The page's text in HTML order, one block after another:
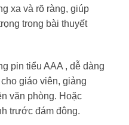
xa và rõ ràng, giúp
trong bài thuyết
pin tiểu AAA , dễ dàng
giáo viên, giảng
văn phòng. Hoặc
trước đám đông.